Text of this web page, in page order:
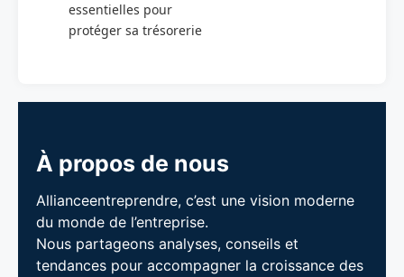
essentielles pour
protéger sa trésorerie
À propos de nous
Allianceentreprendre, c’est une vision moderne
du monde de l’entreprise.
Nous partageons analyses, conseils et
tendances pour accompagner la croissance des